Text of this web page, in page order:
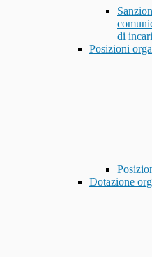
di
Posizioni
Dotazione